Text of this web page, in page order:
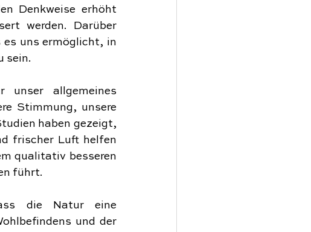
Denkweise erhöht
werden. Darüber
es uns ermöglicht, in
sein.
unser allgemeines
Stimmung, unsere
haben gezeigt,
frischer Luft helfen
qualitativ besseren
führt.
die Natur eine
und der